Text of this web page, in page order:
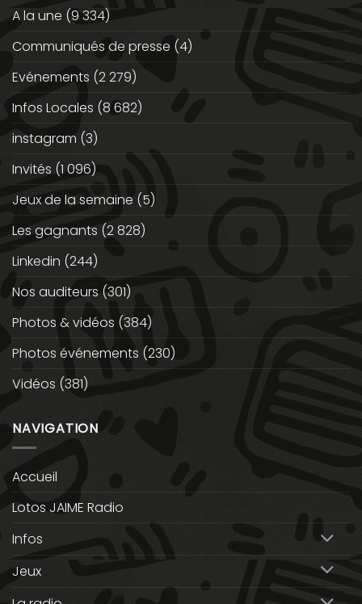
A la une (9 334)
Communiqués de presse (4)
Evénements (2 279)
Infos Locales (8 682)
instagram (3)
Invités (1 096)
Jeux de la semaine (5)
Les gagnants (2 828)
Linkedin (244)
Nos auditeurs (301)
Photos & vidéos (384)
Photos événements (230)
Vidéos (381)
NAVIGATION
Accueil
Lotos JAIME Radio
Infos
Jeux